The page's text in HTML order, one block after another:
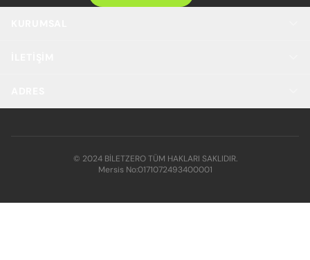
© 2024 BİLETZERO TÜM HAKLARI SAKLIDIR.
Mersis No:0171072493400001